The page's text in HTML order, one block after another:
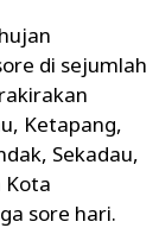
di sejumlah
Ketapang,
Sekadau,
Kota
sore hari.